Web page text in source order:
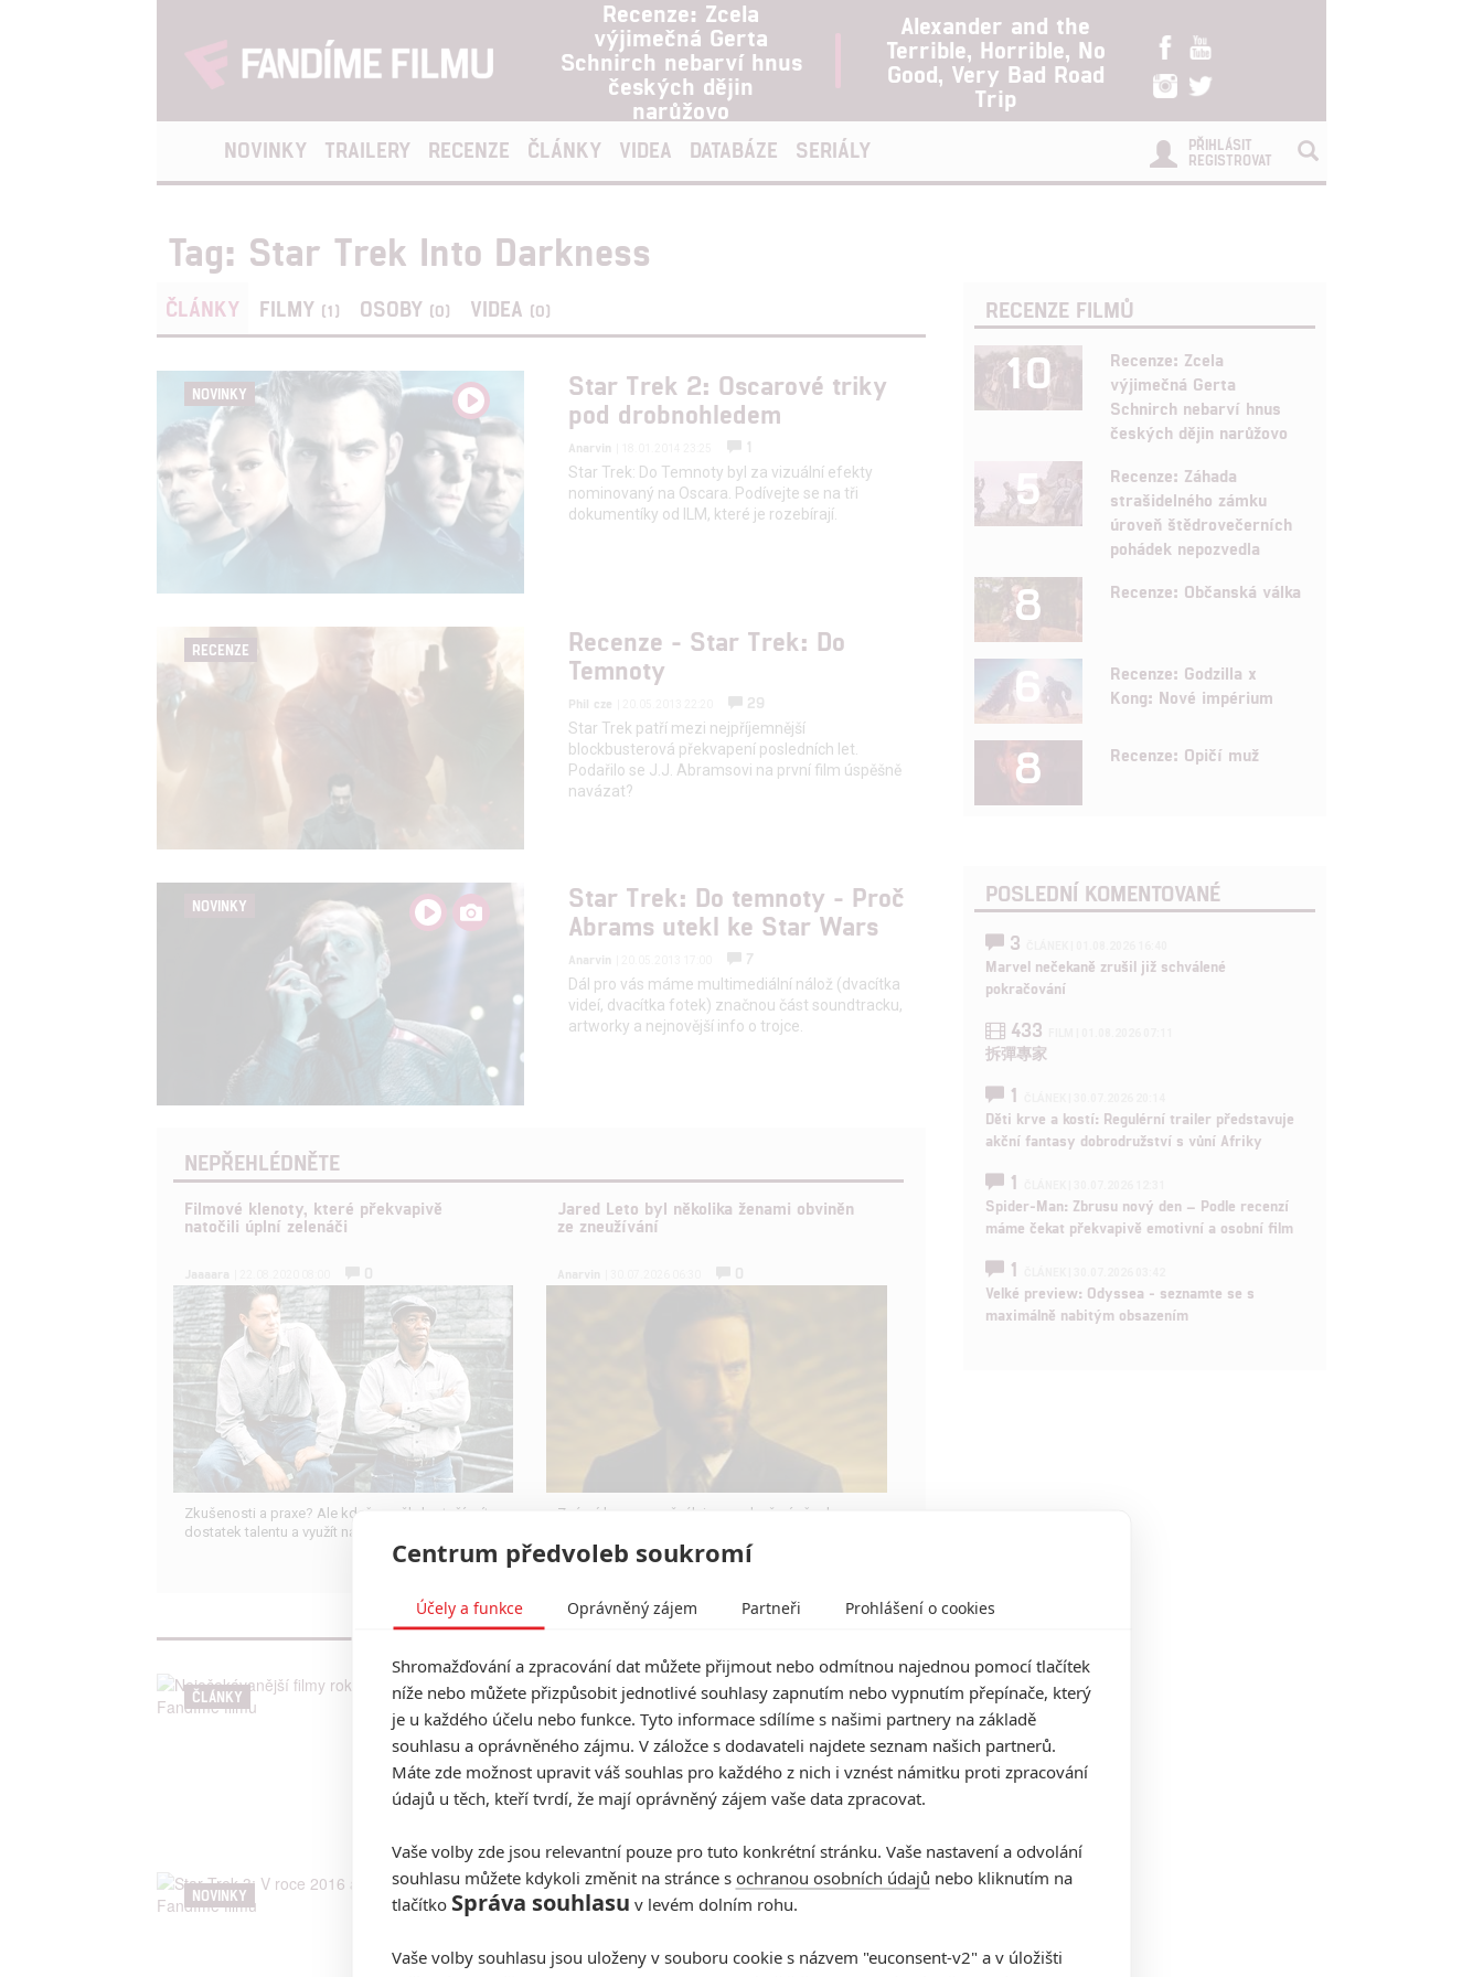
Recenze: Zcela
výjimečná Gerta
Schnirch nebarví hnus
českých dějin
narůžovo
Alexander and the
Terrible, Horrible, No
Good, Very Bad Road
Trip
NOVINKY TRAILERY RECENZE ČLÁNKY VIDEA DATABÁZE SERIÁLY
PŘIHLÁSIT
REGISTROVAT
Tag: Star Trek Into Darkness
ČLÁNKY FILMY (1) OSOBY (0) VIDEA (0)
NOVINKY
Star Trek 2: Oscarové triky
pod drobnohledem
Anarvin
1
Star Trek: Do Temnoty byl za vizuální efekty
nominovaný na Oscara. Podívejte se na tři
dokumentíky od ILM, které je rozebírají.
RECENZE
Recenze - Star Trek: Do
Temnoty
Phil cze
29
Star Trek patří mezi nejpříjemnější
blockbusterová překvapení posledních let.
Podařilo se J.J. Abramsovi na první film úspěšně
navázat?
NOVINKY
Star Trek: Do temnoty - Proč
Abrams utekl ke Star Wars
Anarvin
7
Dál pro vás máme multimediální nálož (dvacítka
videí, dvacítka fotek) značnou část soundtracku,
artworky a nejnovější info o trojce.
NEPŘEHLÉDNĚTE
Filmové klenoty, které překvapivě
natočili úplní zelenáči
Zkušenosti a praxe? Ale kdeže... někdy stačí mít
dostatek talentu a využít nabízené příležitosti.
Jared Leto byl několika ženami obviněn
ze zneužívání
Známý herec a zpěvák je v podezření už roky.
popírá.
ČLÁNKY
Nejočekávanější filmy roku
2013 - Část II.
Anarvin | 19.05.2013 21:35
31
Které filmy letos na jaře a zpočátku léta budou
sklízet největší pozornost? Jaké pecky nás čekají
NOVINKY
Star Trek 3: V roce 2016 a s
J.J. Abramsem?
Anarvin | 01.05.2013 09:20
RECENZE FILMŮ
10
Recenze: Zcela
výjimečná Gerta
Schnirch nebarví hnus
českých dějin narůžovo
5
Recenze: Záhada
strašidelného zámku
úroveň štědrovečerních
pohádek nepozvedla
8 Recenze: Občanská válka
6
Recenze: Godzilla x
Kong: Nové impérium
8 Recenze: Opičí muž
POSLEDNÍ KOMENTOVANÉ
3
Marvel nečekaně zrušil již schválené
pokračování
433
拆彈專家
1
Děti krve a kostí: Regulérní trailer představuje
akční fantasy dobrodružství s vůní Afriky
1
Spider-Man: Zbrusu nový den – Podle recenzí
máme čekat překvapivě emotivní a osobní film
1
Velké preview: Odyssea - seznamte se s
maximálně nabitým obsazením
Centrum předvoleb soukromí
Účely a funkce Oprávněný zájem Partneři Prohlášení o cookies
Shromažďování a zpracování dat můžete přijmout nebo odmítnou najednou pomocí tlačítek
níže nebo můžete přizpůsobit jednotlivé souhlasy zapnutím nebo vypnutím přepínače, který
je u každého účelu nebo funkce. Tyto informace sdílíme s našimi partnery na základě
souhlasu a oprávněného zájmu. V záložce s dodavateli najdete seznam našich partnerů.
Máte zde možnost upravit váš souhlas pro každého z nich i vznést námitku proti zpracování
údajů u těch, kteří tvrdí, že mají oprávněný zájem vaše data zpracovat.
Vaše volby zde jsou relevantní pouze pro tuto konkrétní stránku. Vaše nastavení a odvolání
souhlasu můžete kdykoli změnit na stránce s ochranou osobních údajů nebo kliknutím na
tlačítko Správa souhlasu v levém dolním rohu.
Vaše volby souhlasu jsou uloženy v souboru cookie s názvem "euconsent-v2" a v úložišti